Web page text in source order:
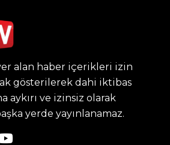
alan haber içerikleri izin
gösterilerek dahi iktibas
aykırı ve izinsiz olarak
yerde yayınlanamaz.